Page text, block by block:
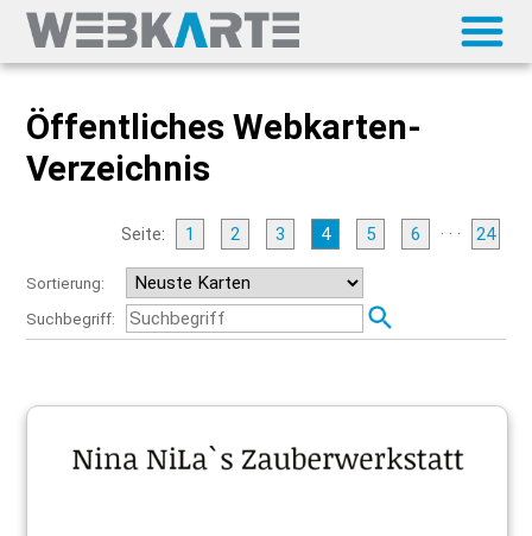
Öffentliches Webkarten-
Verzeichnis
Seite: 1 2 3 4 5 6 · · · 24
Sortierung:
Suchbegriff: